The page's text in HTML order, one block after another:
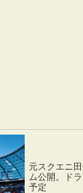
元スクエニ
ム公開。ド
予定